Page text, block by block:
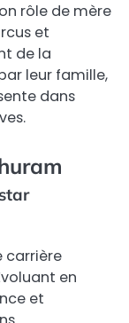
rôle de mère
et
de la
leur famille,
dans
carrière
en
et